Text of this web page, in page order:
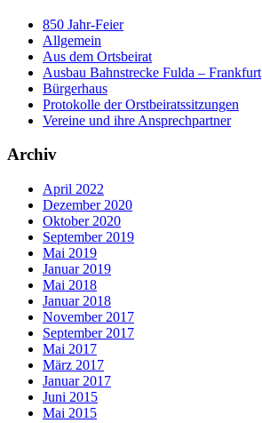
850 Jahr-Feier
Allgemein
Aus dem Ortsbeirat
Ausbau Bahnstrecke Fulda – Frankfurt
Bürgerhaus
Protokolle der Orstbeiratssitzungen
Vereine und ihre Ansprechpartner
Archiv
April 2022
Dezember 2020
Oktober 2020
September 2019
Mai 2019
Januar 2019
Mai 2018
Januar 2018
November 2017
September 2017
Mai 2017
März 2017
Januar 2017
Juni 2015
Mai 2015